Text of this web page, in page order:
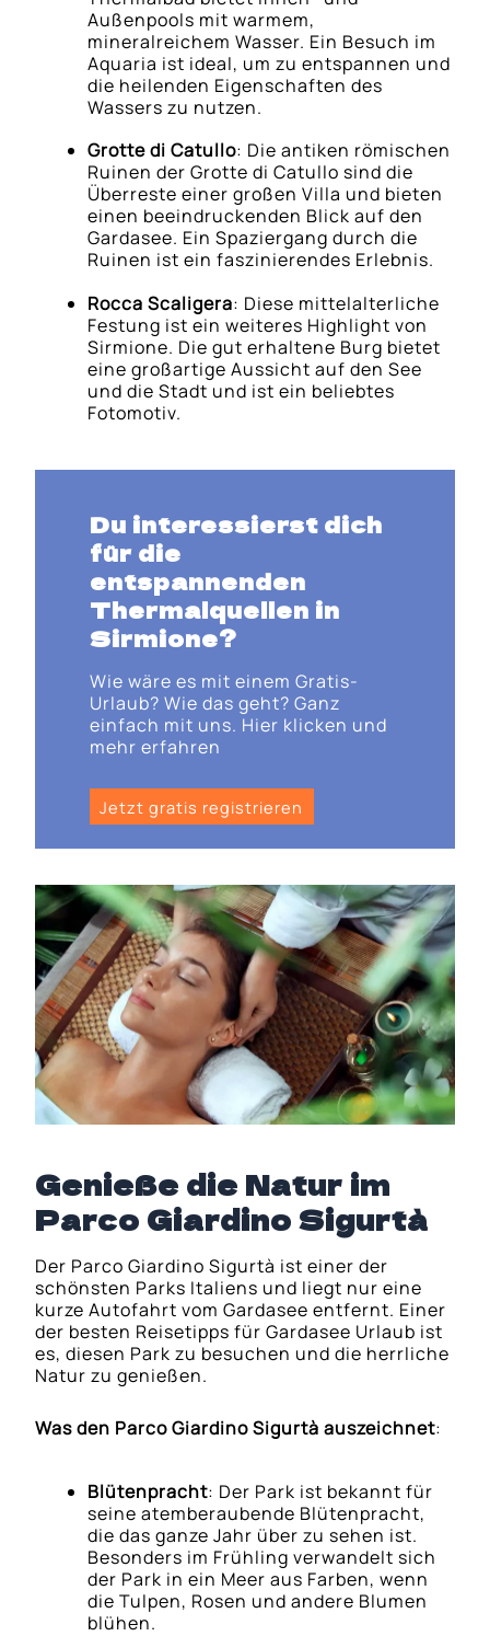
Außenpools mit warmem,
mineralreichem Wasser. Ein Besuch im
Aquaria ist ideal, um zu entspannen und
die heilenden Eigenschaften des
Wassers zu nutzen.
Grotte di Catullo: Die antiken römischen
Ruinen der Grotte di Catullo sind die
Überreste einer großen Villa und bieten
einen beeindruckenden Blick auf den
Gardasee. Ein Spaziergang durch die
Ruinen ist ein faszinierendes Erlebnis.
Rocca Scaligera: Diese mittelalterliche
Festung ist ein weiteres Highlight von
Sirmione. Die gut erhaltene Burg bietet
eine großartige Aussicht auf den See
und die Stadt und ist ein beliebtes
Fotomotiv.
Du interessierst dich
für die
entspannenden
Thermalquellen in
Sirmione?
Wie wäre es mit einem Gratis-
Urlaub? Wie das geht? Ganz
einfach mit uns. Hier klicken und
mehr erfahren
Jetzt gratis registrieren
Genieße die Natur im
Parco Giardino Sigurtà
Der Parco Giardino Sigurtà ist einer der
schönsten Parks Italiens und liegt nur eine
kurze Autofahrt vom Gardasee entfernt. Einer
der besten Reisetipps für Gardasee Urlaub ist
es, diesen Park zu besuchen und die herrliche
Natur zu genießen.
Was den Parco Giardino Sigurtà auszeichnet:
Blütenpracht: Der Park ist bekannt für
seine atemberaubende Blütenpracht,
die das ganze Jahr über zu sehen ist.
Besonders im Frühling verwandelt sich
der Park in ein Meer aus Farben, wenn
die Tulpen, Rosen und andere Blumen
blühen.